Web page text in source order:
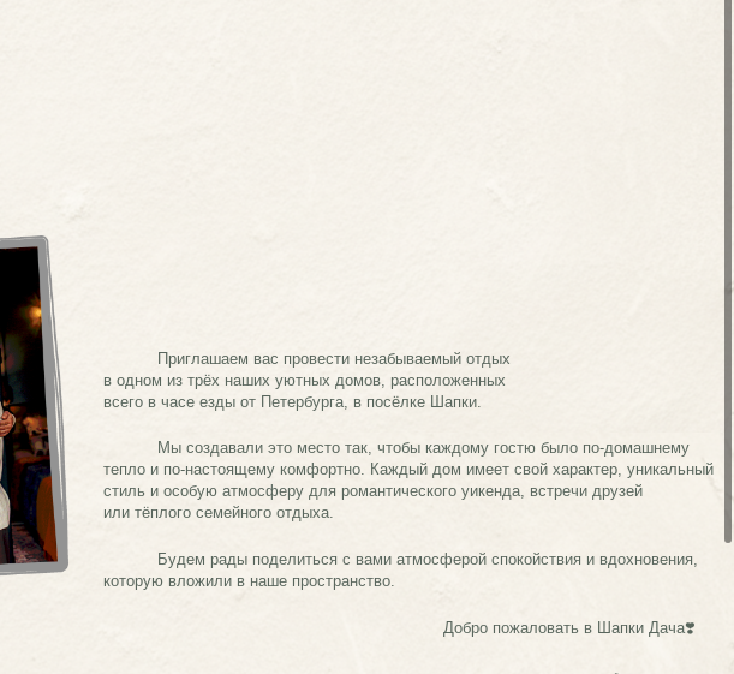
Будем рады поделиться с вами атмосферой спокойствия и вдохновения,
которую вложили в наше пространство.
Мы создавали это место так, чтобы каждому гостю было по‑домашнему
тепло и по‑настоящему комфортно. Каждый дом имеет свой характер, уникальный
стиль и особую атмосферу для романтического уикенда, встречи друзей
или тёплого семейного отдыха.